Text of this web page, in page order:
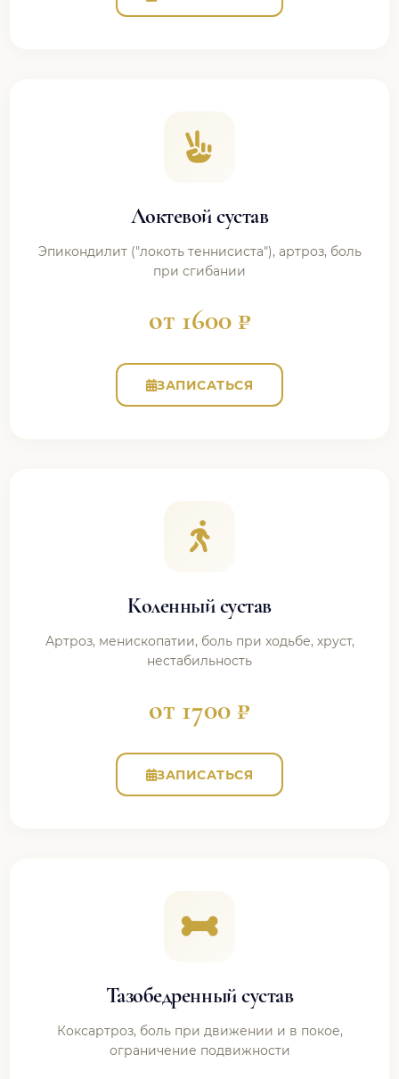
Локтевой сустав
Эпикондилит ("локоть теннисиста"), артроз, боль
при сгибании
от 1600 ₽
ЗАПИСАТЬСЯ
Коленный сустав
Артроз, менископатии, боль при ходьбе, хруст,
нестабильность
от 1700 ₽
ЗАПИСАТЬСЯ
Тазобедренный сустав
Коксартроз, боль при движении и в покое,
ограничение подвижности